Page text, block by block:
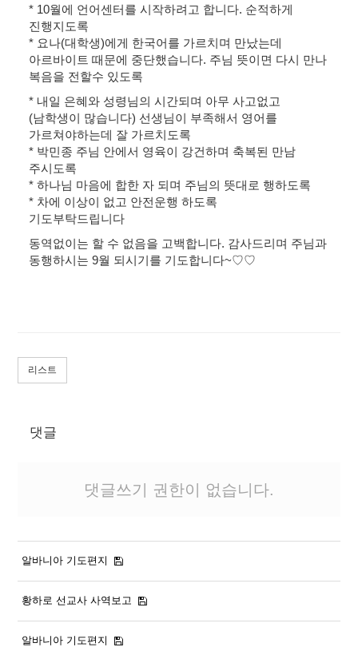
* 10월에 언어센터를 시작하려고 합니다. 순적하게
진행지도록
* 요나(대학생)에게 한국어를 가르치며 만났는데
아르바이트 때문에 중단했습니다. 주님 뜻이면 다시 만나
복음을 전할수 있도록
* 내일 은혜와 성령님의 시간되며 아무 사고없고
(남학생이 많습니다) 선생님이 부족해서 영어를
가르쳐야하는데 잘 가르치도록
* 박민종 주님 안에서 영육이 강건하며 축복된 만남
주시도록
* 하나님 마음에 합한 자 되며 주님의 뜻대로 행하도록
* 차에 이상이 없고 안전운행 하도록
기도부탁드립니다
동역없이는 할 수 없음을 고백합니다. 감사드리며 주님과
동행하시는 9월 되시기를 기도합니다~♡♡
리스트
댓글
댓글쓰기 권한이 없습니다.
알바니아 기도편지
황하로 선교사 사역보고
알바니아 기도편지